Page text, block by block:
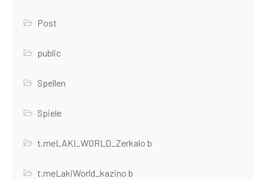
Post
public
Spellen
Spiele
t.meLAKI_WORLD_Zerkalo b
t.meLakiWorld_kazino b